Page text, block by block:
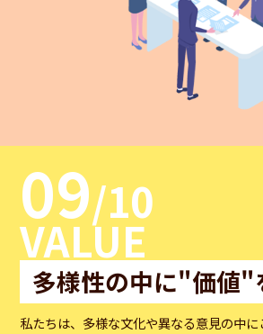
09/10
VALUE
多様性の中に"価値"
私たちは、多様な文化や異なる意見の中